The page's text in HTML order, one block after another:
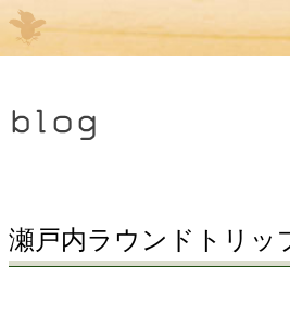
HOME
blog
瀬戸内ラウンドトリッ